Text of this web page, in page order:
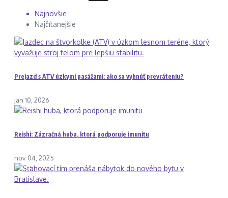
Najnovšie
Najčítanejšie
Prejazd s ATV úzkymi pasážami: ako sa vyhnúť prevráteniu?
jan 10, 2026
Reishi: Zázračná huba, ktorá podporuje imunitu
nov 04, 2025